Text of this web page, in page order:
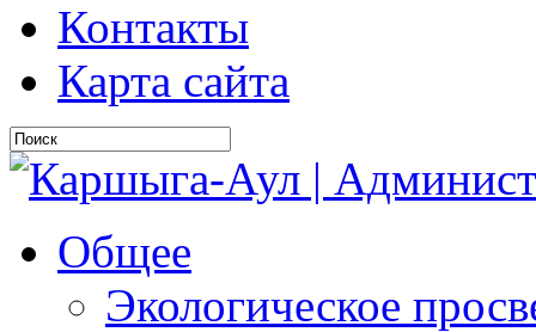
Контакты
Карта сайта
Общее
Экологическое